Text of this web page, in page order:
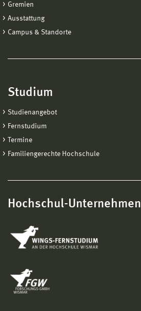
Gremien
Ausstattung
Campus & Standorte
Studium
Studienangebot
Fernstudium
Termine
Familiengerechte Hochschule
Hochschul-Unternehmen